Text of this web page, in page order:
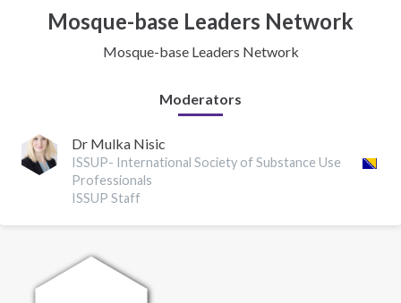
Mosque-base Leaders Network
Mosque-base Leaders Network
Moderators
Dr Mulka Nisic
ISSUP- International Society of Substance Use
Professionals
ISSUP Staff